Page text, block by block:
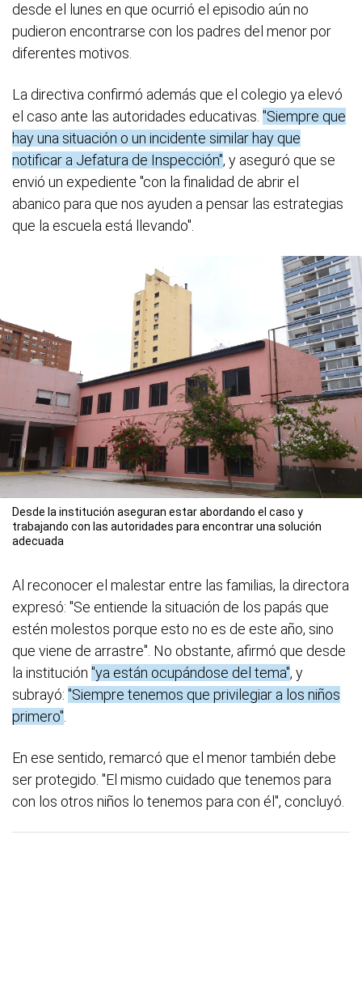
desde el lunes en que ocurrió el episodio aún no
pudieron encontrarse con los padres del menor por
diferentes motivos.
La directiva confirmó además que el colegio ya elevó
el caso ante las autoridades educativas. "Siempre que
hay una situación o un incidente similar hay que
notificar a Jefatura de Inspección", y aseguró que se
envió un expediente "con la finalidad de abrir el
abanico para que nos ayuden a pensar las estrategias
que la escuela está llevando".
Desde la institución aseguran estar abordando el caso y
trabajando con las autoridades para encontrar una solución
adecuada
Al reconocer el malestar entre las familias, la directora
expresó: "Se entiende la situación de los papás que
estén molestos porque esto no es de este año, sino
que viene de arrastre". No obstante, afirmó que desde
la institución "ya están ocupándose del tema", y
subrayó: "Siempre tenemos que privilegiar a los niños
primero"
En ese sentido, remarcó que el menor también debe
ser protegido. "El mismo cuidado que tenemos para
con los otros niños lo tenemos para con él", concluyó.